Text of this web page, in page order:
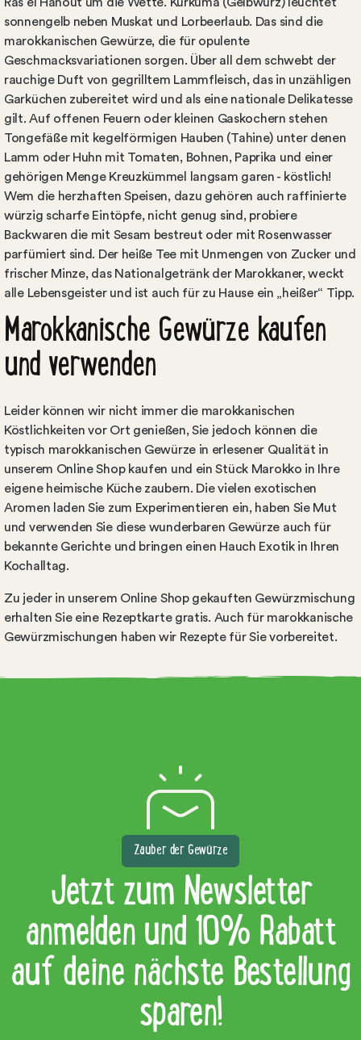
sonnengelb neben Muskat und Lorbeerlaub. Das sind die
marokkanischen Gewürze, die für opulente
Geschmacksvariationen sorgen. Über all dem schwebt der
rauchige Duft von gegrilltem Lammfleisch, das in unzähligen
Garküchen zubereitet wird und als eine nationale Delikatesse
gilt. Auf offenen Feuern oder kleinen Gaskochern stehen
Tongefäße mit kegelförmigen Hauben (Tahine) unter denen
Lamm oder Huhn mit Tomaten, Bohnen, Paprika und einer
gehörigen Menge Kreuzkümmel langsam garen - köstlich!
Wem die herzhaften Speisen, dazu gehören auch raffinierte
würzig scharfe Eintöpfe, nicht genug sind, probiere
Backwaren die mit Sesam bestreut oder mit Rosenwasser
parfümiert sind. Der heiße Tee mit Unmengen von Zucker und
frischer Minze, das Nationalgetränk der Marokkaner, weckt
alle Lebensgeister und ist auch für zu Hause ein „heißer“ Tipp.
Marokkanische Gewürze kaufen
und verwenden
Leider können wir nicht immer die marokkanischen
Köstlichkeiten vor Ort genießen, Sie jedoch können die
typisch marokkanischen Gewürze in erlesener Qualität in
unserem Online Shop kaufen und ein Stück Marokko in Ihre
eigene heimische Küche zaubern. Die vielen exotischen
Aromen laden Sie zum Experimentieren ein, haben Sie Mut
und verwenden Sie diese wunderbaren Gewürze auch für
bekannte Gerichte und bringen einen Hauch Exotik in Ihren
Kochalltag.
Zu jeder in unserem Online Shop gekauften Gewürzmischung
erhalten Sie eine Rezeptkarte gratis. Auch für marokkanische
Gewürzmischungen haben wir Rezepte für Sie vorbereitet.
Zauber der Gewürze
Jetzt zum Newsletter
anmelden und 10% Rabatt
auf deine nächste Bestellung
sparen!